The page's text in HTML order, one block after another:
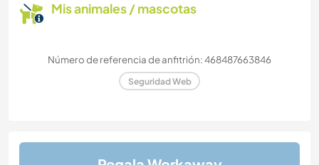
Mis animales / mascotas
Número de referencia de anfitrión: 468487663846
Seguridad Web